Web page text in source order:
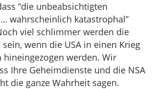
“die unbeabsichtigten
wahrscheinlich katastrophal”
viel schlimmer werden die
wenn die USA in einen Krieg
hineingezogen werden. Wir
Ihre Geheimdienste und die NSA
die ganze Wahrheit sagen.